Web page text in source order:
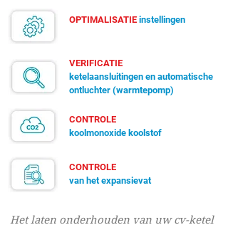
OPTIMALISATIE instellingen
VERIFICATIE
ketelaansluitingen en automatische
ontluchter (warmtepomp)
CONTROLE
koolmonoxide koolstof
CONTROLE
van het expansievat
Het laten onderhouden van uw cv-ketel